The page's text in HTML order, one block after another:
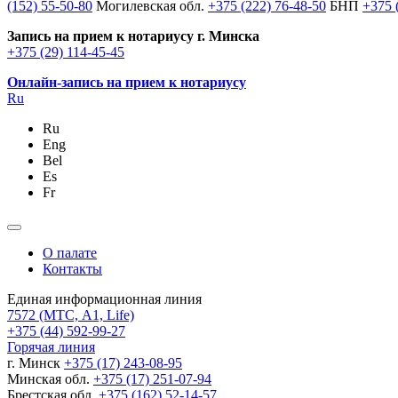
(152) 55-50-80 Могилевская обл. +375 (222) 76-48-50 БНП +375
Запись на прием к нотариусу г. Минска
+375 (29) 114-45-45
Онлайн-запись на прием к нотариусу
Ru
Ru
Eng
Bel
Es
Fr
О палате
Контакты
Единая информационная линия
7572 (МТС, A1, Life)
+375 (44) 592-99-27
Горячая линия
г. Минск +375 (17) 243-08-95
Минская обл. +375 (17) 251-07-94
Брестская обл. +375 (162) 52-14-57